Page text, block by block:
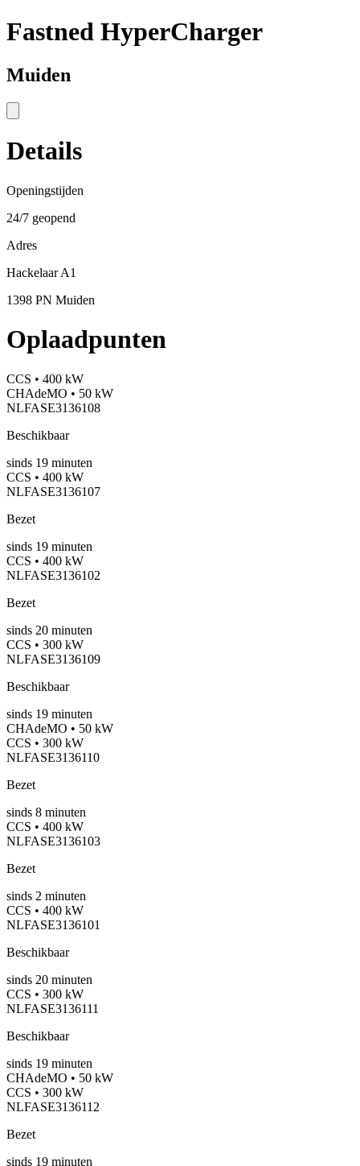
Fastned HyperCharger
Muiden
Details
Openingstijden
24/7 geopend
Adres
Hackelaar A1
1398 PN Muiden
Oplaadpunten
CCS • 400 kW
CHAdeMO • 50 kW
NLFASE3136108
Beschikbaar
sinds 19 minuten
CCS • 400 kW
NLFASE3136107
Bezet
sinds 19 minuten
CCS • 400 kW
NLFASE3136102
Bezet
sinds 20 minuten
CCS • 300 kW
NLFASE3136109
Beschikbaar
sinds 19 minuten
CHAdeMO • 50 kW
CCS • 300 kW
NLFASE3136110
Bezet
sinds 8 minuten
CCS • 400 kW
NLFASE3136103
Bezet
sinds 2 minuten
CCS • 400 kW
NLFASE3136101
Beschikbaar
sinds 20 minuten
CCS • 300 kW
NLFASE3136111
Beschikbaar
sinds 19 minuten
CHAdeMO • 50 kW
CCS • 300 kW
NLFASE3136112
Bezet
sinds 19 minuten